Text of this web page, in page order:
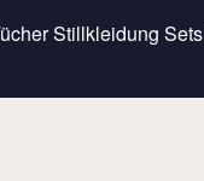
Stillkleidung Sets